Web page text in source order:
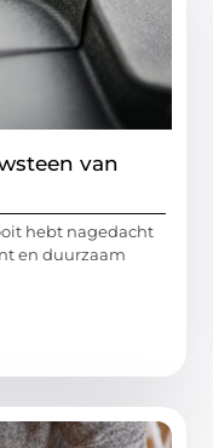
van
hebt nagedacht
en duurzaam